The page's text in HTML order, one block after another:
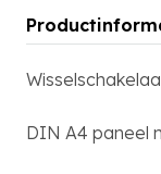
DIN A4 paneel